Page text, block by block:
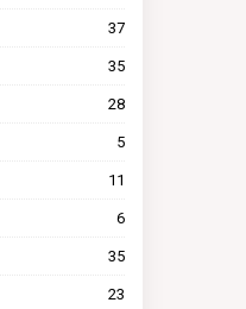
37
35
28
5
11
6
35
23